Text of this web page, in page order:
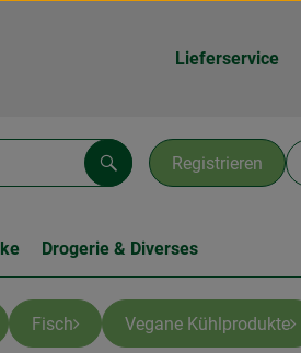
Lieferservice
Registrieren
Suchen
Drogerie & Diverses
Fisch Vegane Kühlprodukte